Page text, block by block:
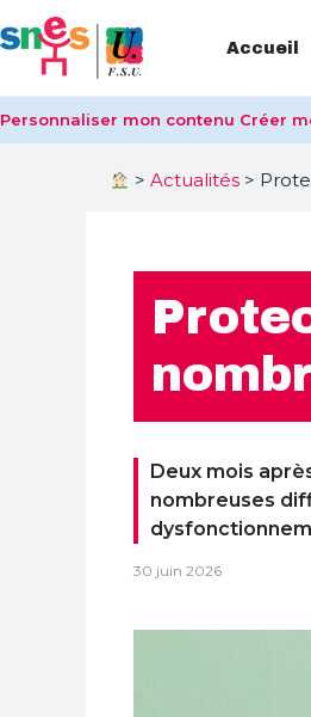
Accueil
Personnaliser mon contenu Créer
>Actualités >
Deux mois
nombreuses
30 juin 2026